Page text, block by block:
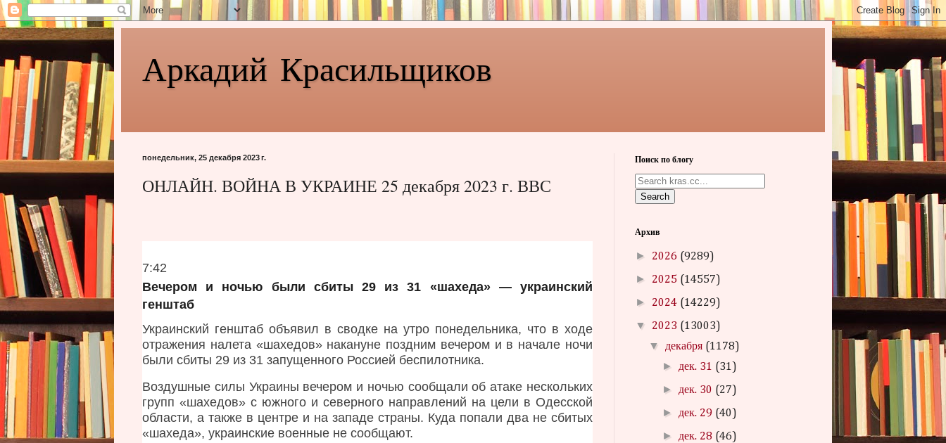
Аркадий Красильщиков
понедельник, 25 декабря 2023 г.
ОНЛАЙН. ВОЙНА В УКРАИНЕ 25 декабря 2023 г. ВВС
О
т
п
р
в
л
е
н
о
в
7
:
4
7:42
Вечером и ночью были сбиты 29 из 31 «шахеда» — украинский
генштаб
Украинский генштаб объявил в сводке на утро понедельника, что в ходе
отражения налета «шахедов» накануне поздним вечером и в начале ночи
были сбиты 29 из 31 запущенного Россией беспилотника.
Воздушные силы Украины вечером и ночью сообщали об атаке нескольких
групп «шахедов» с южного и северного направлений на цели в Одесской
области, а также в центре и на западе страны. Куда попали два не сбитых
«шахеда», украинские военные не сообщают.
Поиск по блогу
Search
Архив
► 2026 (9289)
► 2025 (14557)
► 2024 (14229)
▼ 2023 (13003)
▼ декабря (1178)
► дек. 31 (31)
► дек. 30 (27)
► дек. 29 (40)
► дек. 28 (46)